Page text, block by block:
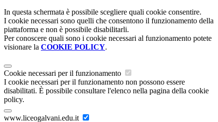
In questa schermata è possibile scegliere quali cookie consentire.
I cookie necessari sono quelli che consentono il funzionamento della
piattaforma e non è possibile disabilitarli.
Per conoscere quali sono i cookie necessari al funzionamento potete
visionare la COOKIE POLICY.
Cookie necessari per il funzionamento
I cookie necessari per il funzionamento non possono essere
disabilitati. È possibile consultare l'elenco nella pagina della cookie
policy.
www.liceogalvani.edu.it